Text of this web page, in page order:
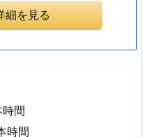
細を見る
間
時間